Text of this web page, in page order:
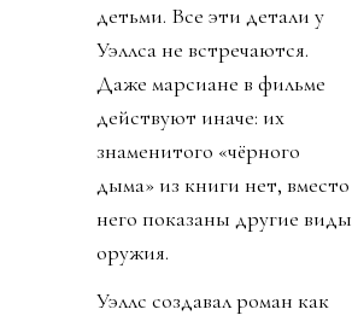
детьми. Все эти детали у
Уэллса не встречаются.
Даже марсиане в фильме
действуют иначе: их
знаменитого «чёрного
дыма» из книги нет, вместо
него показаны другие виды
оружия.
Уэллс создавал роман как